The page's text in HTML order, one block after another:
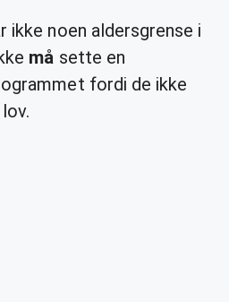
ikke noen aldersgrense i
må sette en
fordi de ikke